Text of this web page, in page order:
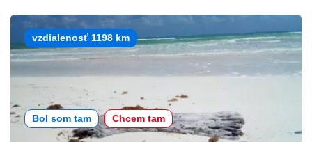
vzdialenosť 1198 km
Bol som tam Chcem tam